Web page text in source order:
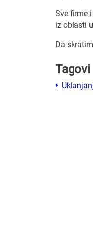
Sve firme
iz oblasti
Da
Tagovi